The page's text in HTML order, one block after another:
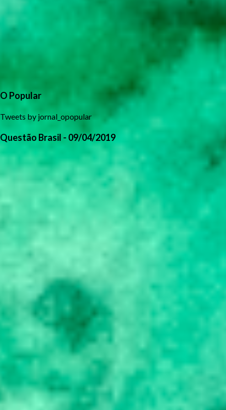
O Popular
Tweets by jornal_opopular
Questão Brasil - 09/04/2019